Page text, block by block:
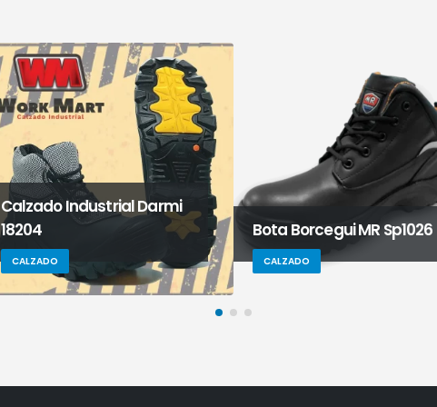
Calzado Industrial Darmi
18204
CALZADO
Bota Borcegui MR Sp1026
CALZADO